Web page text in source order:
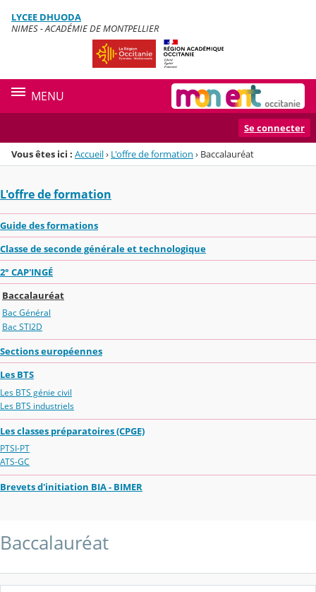
Menu de la rubrique
Contenu
LYCEE DHUODA
NIMES - ACADÉMIE DE MONTPELLIER
MENU
Se connecter
Vous êtes ici : Accueil› L'offre de formation › Baccalauréat
L'offre de formation
Guide des formations
Classe de seconde générale et technologique
2° CAP'INGÉ
Baccalauréat
Bac Général
Bac STI2D
Sections européennes
Les BTS
Les BTS génie civil
Les BTS industriels
Les classes préparatoires (CPGE)
PTSI-PT
ATS-GC
Brevets d'initiation BIA - BIMER
Baccalauréat